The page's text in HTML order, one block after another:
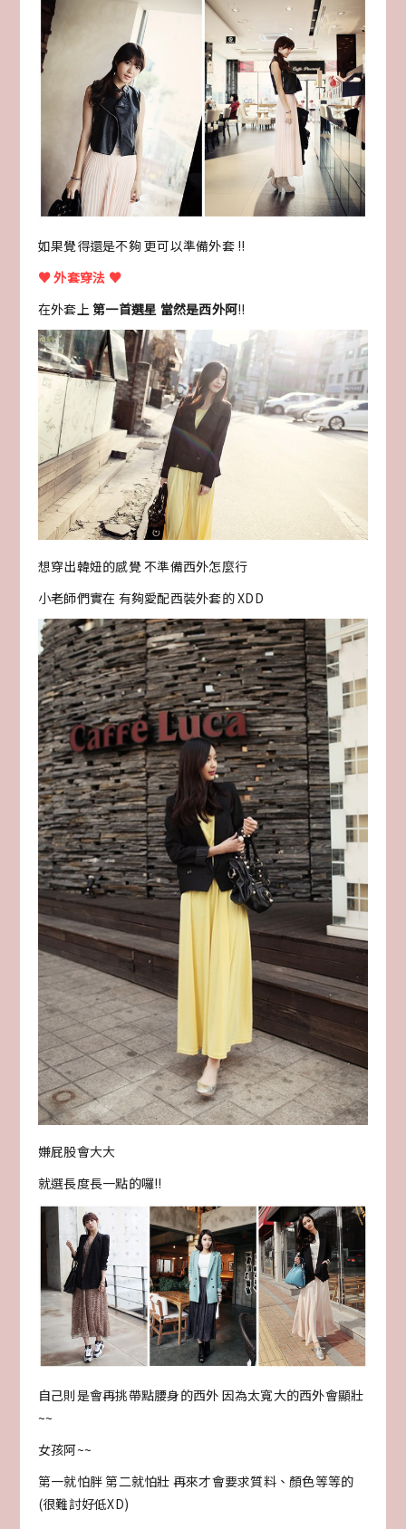
如果覺得還是不夠 更可以準備外套 !!
♥ 外套穿法 ♥
在外套上第一首選星 當然是西外阿!!
想穿出韓妞的感覺 不準備西外怎麼行
小老師們實在 有夠愛配西裝外套的 XDD
嫌屁股會大大
就選長度長一點的囉!!
自己則是會再挑帶點腰身的西外 因為太寬大的西外會顯壯
~~
女孩阿~~
第一就怕胖 第二就怕壯 再來才會要求質料、顏色等等的
(很難討好低XD)